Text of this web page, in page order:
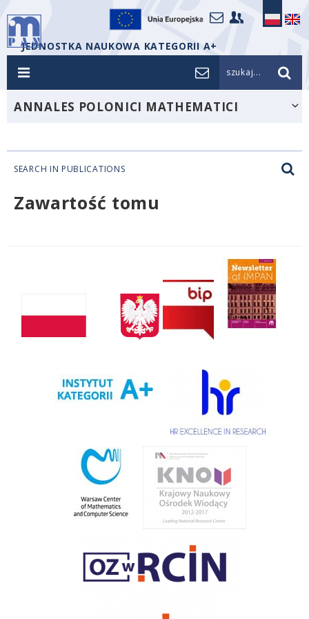
JEDNOSTKA NAUKOWA KATEGORII A+
szukaj...
ANNALES POLONICI MATHEMATICI
SEARCH IN PUBLICATIONS
Zawartość tomu